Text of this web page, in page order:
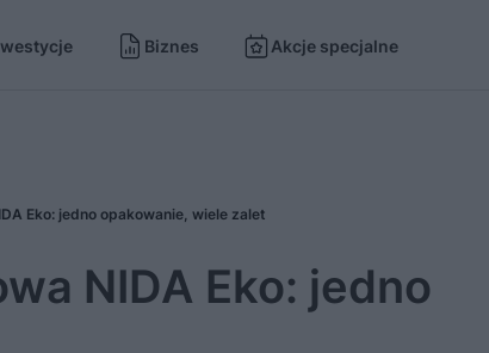
Biznes Akcje specjalne
Eko: jedno opakowanie, wiele zalet
NIDA Eko: jedno